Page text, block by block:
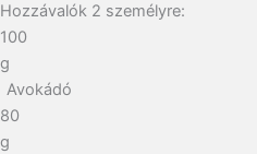
Hozzávalók 2 személyre:
100
g
Avokádó
80
g